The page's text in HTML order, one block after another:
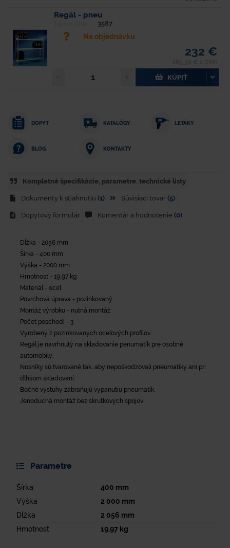
Regál - pneu
3587
Na objednávku
232 €
KÚPIŤ
DOPYT KATALÓGY LETÁKY
BLOG KONTAKTY
Kompletné špecifikácie, parametre. technické listy
Dokumenty k stiahnutiu (1) Súvisiaci tovar (5)
Dopytový formulár Komentár a hodnotenie (0)
Dĺžka - 2056 mm
Šírka - 400 mm
Výška - 2000 mm
Hmotnosť - 19,97 kg
Materiál - oceľ
Povrchová úprava - pozinkovaný
Montáž výrobku - nutná montáž
Počet poschodí - 3
Vyrobený z pozinkovaných oceľových profilov.
Regál je navrhnutý na skladovanie penumatík pre osobné
automobily.
Nosníky sú tvarované tak, aby nepoškodzovali pneumatiky ani pri
dlhšom skladovaní.
Bočné výstuhy zabraňujú vypanutiu pneumatík.
Jenoduchá montáž bez skrutkových spojov.
Parametre
Šírka 400 mm
Výška
2 000 mm
Dĺžka
2 056 mm
Hmotnosť
19,97kg